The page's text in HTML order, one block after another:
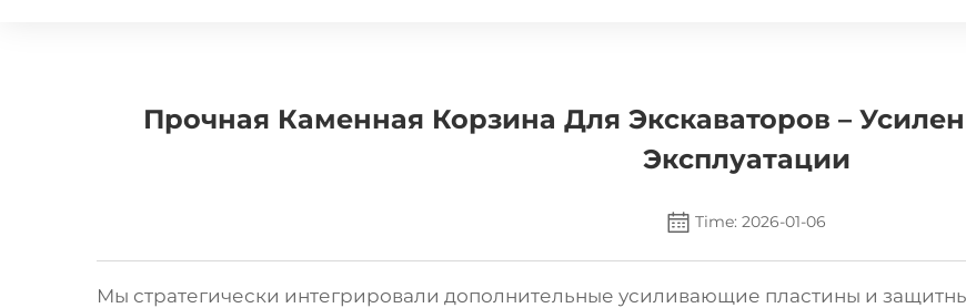
Прочная Каменная Корзина Для Экскаваторов –
Эксплуатации
Time: 2026-01-06
Мы стратегически интегрировали дополнительные усиливающие пластины и